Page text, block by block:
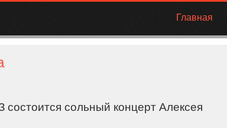
Главная
сольный концерт Алексея